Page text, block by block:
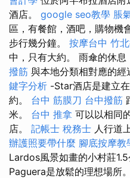
酒店。 google seo教學 脹
區，有餐館，酒吧，購物機
步行幾分鐘。 按摩台中 竹
中，只有大約。 雨傘的休息
撥筋 與本地分類相對應的
鍵字分析 -Star酒店是建立
約。 台中 筋膜刀 台中撥筋
米。 台中 推拿 可以以相同
店。 記帳士 稅務士 人行道
辦護照要帶什麼 腳底按摩教
Lardos風景如畫的小村莊1.5
Paguera是放鬆的理想場所。